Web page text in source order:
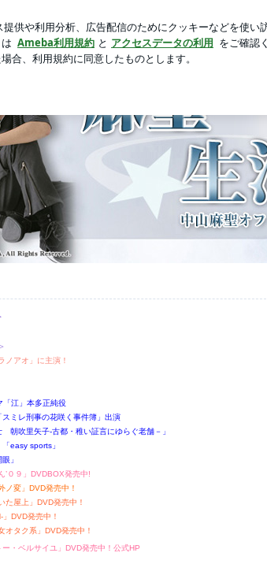
ノアオ 」 に主演！
「江」本多正純役
ミレ刑事の花咲く事件簿」出演
朝吹里矢子-古都・稚い証言にゆらぐ老舗－」
easy sports」
」
０９」DVDBOX発売中!
変」DVD発売中！
屋上」DVD発売中！
DVD発売中！
タク系」DVD発売中！
・ベルサイユ」DVD発売中！ 公式HP